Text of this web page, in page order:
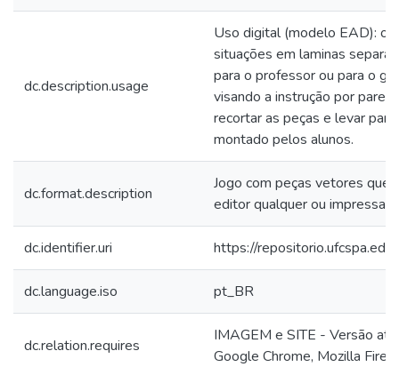
dc.description.usage
Uso digital (modelo EAD): o
situações em laminas
para o professor ou para o
visando a instrução por
recortar as peças e levar
montado pelos alunos.
dc.format.description
Jogo com peças vetores que
editor qualquer ou impressas
dc.identifier.uri https://
dc.language.iso pt_BR
dc.relation.requires
IMAGEM e SITE - Versão
Google Chrome, Mozilla